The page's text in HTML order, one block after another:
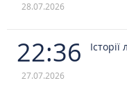
28.07.2026
22:36
27.07.2026